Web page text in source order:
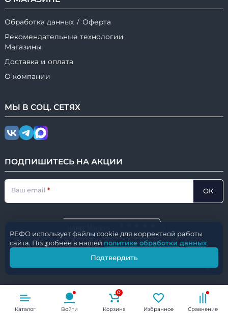
Каталог Войти
0
Корзина Избранное Сравнение
Обработка данных / Оферта
Рекомендательные технологии
Магазины
Доставка и оплата
О компании
МЫ В СОЦ. СЕТЯХ
ПОДПИШИТЕСЬ НА АКЦИИ
Ваш email ОК
НАШ РЕЙТИНГ
© 2016-2026 РЕФО | ⚙️ ver. 2.4.950
Разработано с
CleverUM.tech
РЕФО использует файлы cookie для корректной работы
сайта. Подробнее в нашей политике обработки данных
Подтвердить